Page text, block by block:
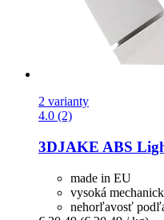
2 varianty
4.0 (2)
3DJAKE ABS
made in EU
vysoká
nehorľavosť